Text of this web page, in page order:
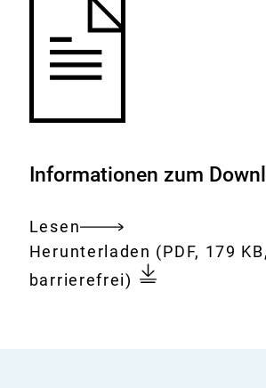
Informationen zum
Lesen
Gesamtes
Dokument
Download:
Herunterladen Saccharose,
Glukose
(PDF, 179
barrierefrei)